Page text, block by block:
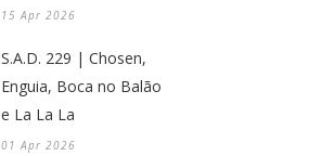
15 Apr 2026
S.A.D. 229 | Chosen,
Enguia, Boca no Balão
e La La La
01 Apr 2026